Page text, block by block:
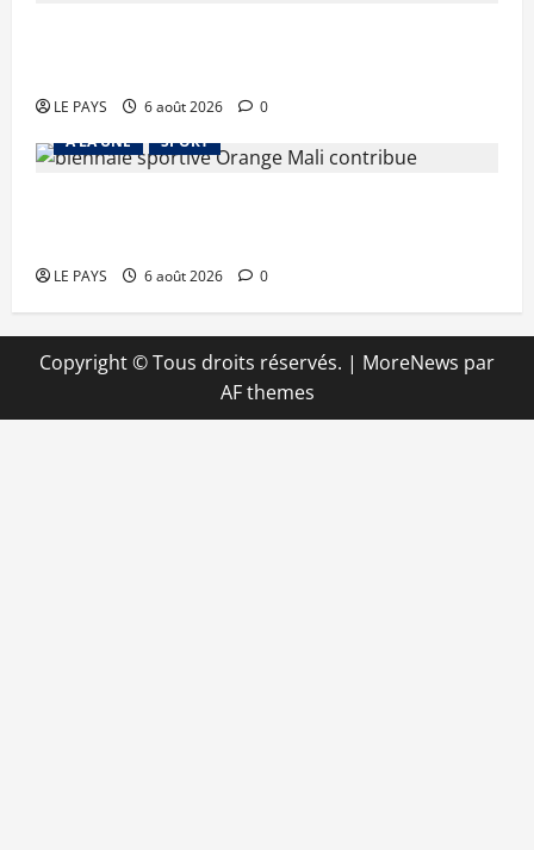
LE PAYS 6 août 2026
0
A LA UNE
SPORT
LE PAYS 6 août 2026 0
Copyright © Tous droits réservés. | MoreNews par
AF themes